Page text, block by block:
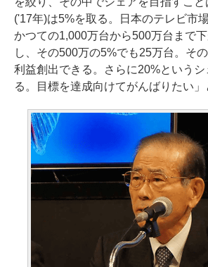
('17年)は5%を取る。日本のテレビ市
かつての1,000万台から500万台まで
し、その500万の5%でも25万台。そ
利益創出できる。さらに20%というシ
る。目標を達成向けてがんばりたい」